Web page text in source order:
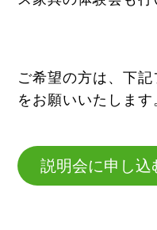
ご希望の方は、下
をお願いいたします
説明会に申し込